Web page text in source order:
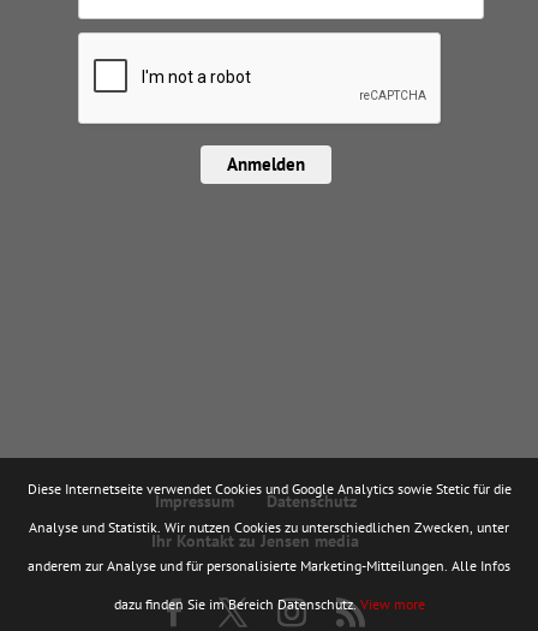
Anmelden
Impressum
Datenschutz
Ihr Kontakt zu Jensen media
Diese Internetseite verwendet Cookies und Google Analytics sowie Stetic für die
Analyse und Statistik. Wir nutzen Cookies zu unterschiedlichen Zwecken, unter
anderem zur Analyse und für personalisierte Marketing-Mitteilungen. Alle Infos
dazu finden Sie im Bereich Datenschutz.View more